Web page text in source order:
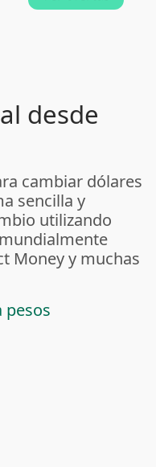
desde
cambiar dólares
sencilla y
utilizando
Money y muchas
pesos